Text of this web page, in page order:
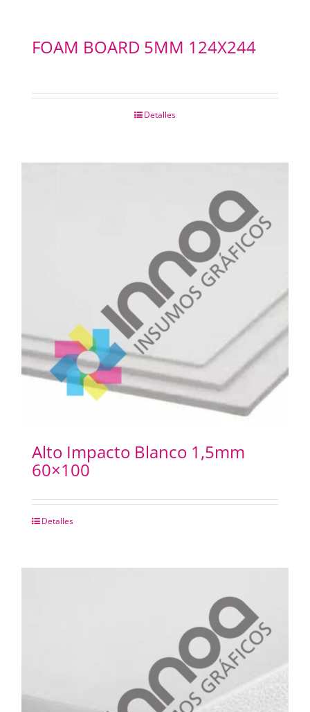
FOAM BOARD 5MM 124X244
Detalles
Alto Impacto Blanco 1,5mm
60×100
Detalles